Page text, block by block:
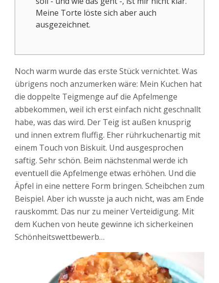
Meine Torte löste sich aber auch
ausgezeichnet.
Noch warm wurde das erste Stück vernichtet. Was
übrigens noch anzumerken wäre: Mein Kuchen hat
die doppelte Teigmenge auf die Apfelmenge
abbekommen, weil ich erst einfach nicht geschnallt
habe, was das wird. Der Teig ist außen knusprig
und innen extrem fluffig. Eher rührkuchenartig mit
einem Touch von Biskuit. Und ausgesprochen
saftig. Sehr schön. Beim nächstenmal werde ich
eventuell die Apfelmenge etwas erhöhen. Und die
Äpfel in eine nettere Form bringen. Scheibchen zum
Beispiel. Aber ich wusste ja auch nicht, was am Ende
rauskommt. Das nur zu meiner Verteidigung. Mit
dem Kuchen von heute gewinne ich sicherkeinen
Schönheitswettbewerb…